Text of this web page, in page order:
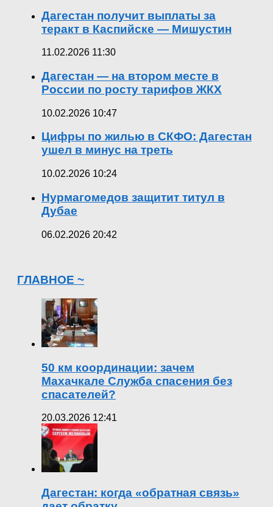
Дагестан получит выплаты за
теракт в Каспийске — Мишустин
11.02.2026 11:30
Дагестан — на втором месте в
России по росту тарифов ЖКХ
10.02.2026 10:47
Цифры по жилью в СКФО: Дагестан
ушел в минус на треть
10.02.2026 10:24
Нурмагомедов защитит титул в
Дубае
06.02.2026 20:42
ГЛАВНОЕ ~
50 км координации: зачем
Махачкале Служба спасения без
спасателей?
20.03.2026 12:41
Дагестан: когда «обратная связь»